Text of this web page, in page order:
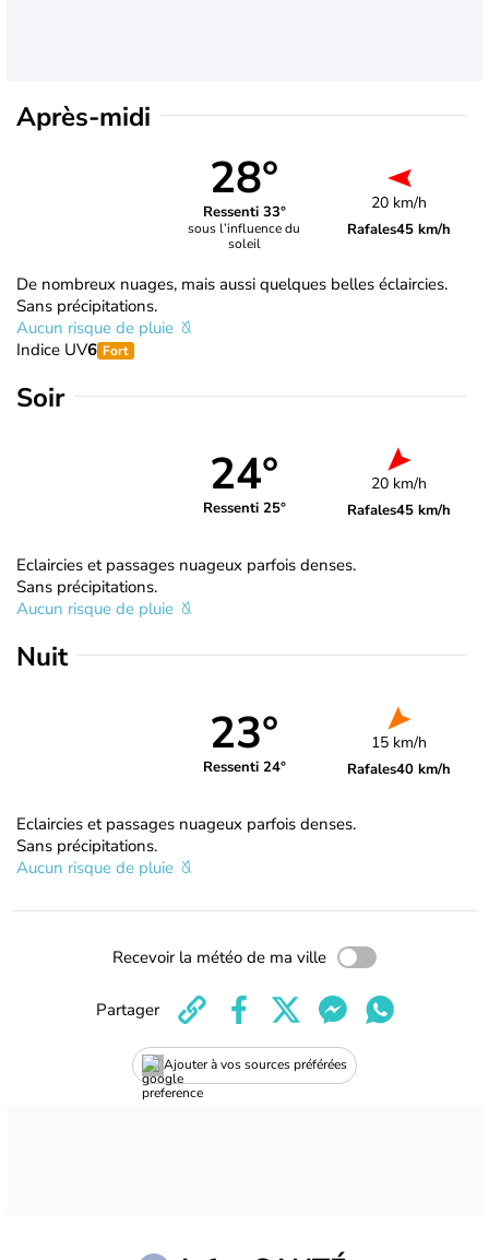
Après-midi
28°
Ressenti 33°
sous l’influence du
soleil
20 km/h
Rafales45 km/h
De nombreux nuages, mais aussi quelques belles éclaircies.
Sans précipitations.
Aucun risque de pluie
Indice UV6 Fort
Soir
24°
Ressenti 25°
20 km/h
Rafales45 km/h
Eclaircies et passages nuageux parfois denses.
Sans précipitations.
Aucun risque de pluie
Nuit
23°
Ressenti 24°
15 km/h
Rafales40 km/h
Eclaircies et passages nuageux parfois denses.
Sans précipitations.
Aucun risque de pluie
Recevoir la météo de ma ville
Ajouter à vos sources préférées
Partager